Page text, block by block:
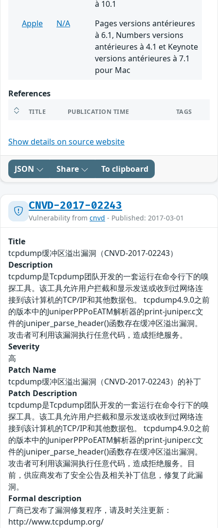
à 10.1
Apple
N/A
Pages versions antérieures
à 6.1, Numbers versions
antérieures à 4.1 et Keynote
versions antérieures à 7.1
pour Mac
References
TITLE PUBLICATION TIME TAGS
Show details on source website
JSON Share To clipboard
CNVD-2017-02243
Vulnerability from cnvd - Published: 2017-03-01
Title
tcpdump缓冲区溢出漏洞（CNVD-2017-02243）
Description
tcpdump是Tcpdump团队开发的一套运行在命令行下的嗅
探工具。该工具允许用户拦截和显示发送或收到过网络连
接到该计算机的TCP/IP和其他数据包。 tcpdump4.9.0之前
的版本中的JuniperPPPoEATM解析器的print-juniper.c文
件的juniper_parse_header()函数存在缓冲区溢出漏洞。
攻击者可利用该漏洞执行任意代码，造成拒绝服务。
Severity
高
Patch Name
tcpdump缓冲区溢出漏洞（CNVD-2017-02243）的补丁
Patch Description
tcpdump是Tcpdump团队开发的一套运行在命令行下的嗅
探工具。该工具允许用户拦截和显示发送或收到过网络连
接到该计算机的TCP/IP和其他数据包。 tcpdump4.9.0之前
的版本中的JuniperPPPoEATM解析器的print-juniper.c文
件的juniper_parse_header()函数存在缓冲区溢出漏洞。
攻击者可利用该漏洞执行任意代码，造成拒绝服务。目
前，供应商发布了安全公告及相关补丁信息，修复了此漏
洞。
Formal description
厂商已发布了漏洞修复程序，请及时关注更新：
http://www.tcpdump.org/